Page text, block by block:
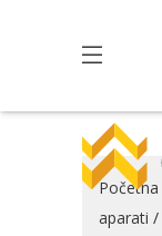
Početna
aparati /